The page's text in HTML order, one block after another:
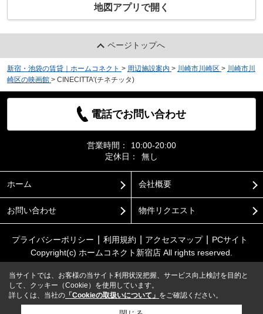
地図アプリで開く
ページトップへ
新宿・池袋の賃貸｜ホームコネクト > 周辺施設案内 > 川崎市川崎区 > 川崎市川
崎区の映画館 > CINECITTA'(チネチッタ)
電話でお問い合わせ
営業時間：
10:00-20:00
定休日：
無し
ホーム 会社概要
お問い合わせ 物件リクエスト
プライバシーポリシー 利用規約 アクセスマップ
PCサイト
Copyright(c) ホームコネクト新宿店 All rights reserved.
当サイトでは、お客様の当サイト利用状況把握、サービス向上検討を目的と
して、クッキー（Cookie）を使用しています。
詳しくは、当社の 「Cookieの取扱いについて」 をご確認ください。